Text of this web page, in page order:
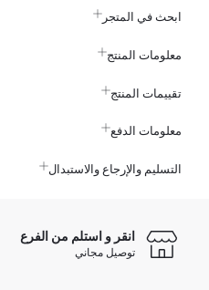
ابحث في المتجر
معلومات المنتج
تقييمات المنتج
معلومات الدفع
التسليم والإرجاع والاستبدال
انقر و استلم من الفرع
توصيل مجاني